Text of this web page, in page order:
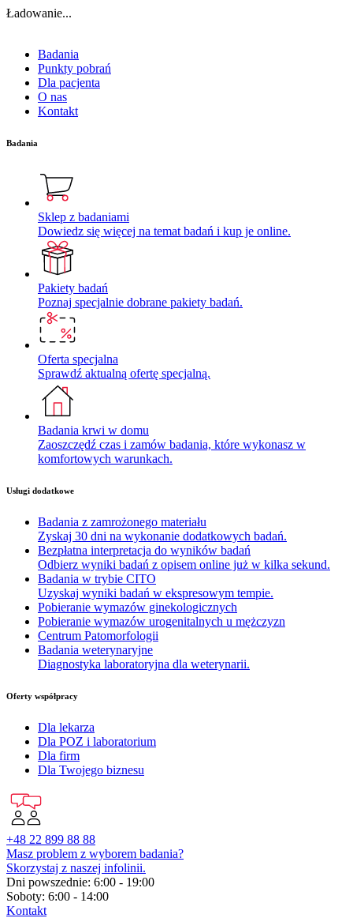
Ładowanie...
Badania
Punkty pobrań
Dla pacjenta
O nas
Kontakt
Badania
Sklep z badaniami
Dowiedz się więcej na temat badań i kup je online.
Pakiety badań
Poznaj specjalnie dobrane pakiety badań.
Oferta specjalna
Sprawdź aktualną ofertę specjalną.
Badania krwi w domu
Zaoszczędź czas i zamów badania, które wykonasz w
komfortowych warunkach.
Usługi dodatkowe
Badania z zamrożonego materiału
Zyskaj 30 dni na wykonanie dodatkowych badań.
Bezpłatna interpretacja do wyników badań
Odbierz wyniki badań z opisem online już w kilka sekund.
Badania w trybie CITO
Uzyskaj wyniki badań w ekspresowym tempie.
Pobieranie wymazów ginekologicznych
Pobieranie wymazów urogenitalnych u mężczyzn
Centrum Patomorfologii
Badania weterynaryjne
Diagnostyka laboratoryjna dla weterynarii.
Oferty współpracy
Dla lekarza
Dla POZ i laboratorium
Dla firm
Dla Twojego biznesu
+48 22 899 88 88
Masz problem z wyborem badania?
Skorzystaj z naszej infolinii.
Dni powszednie: 6:00 - 19:00
Soboty: 6:00 - 14:00
Kontakt